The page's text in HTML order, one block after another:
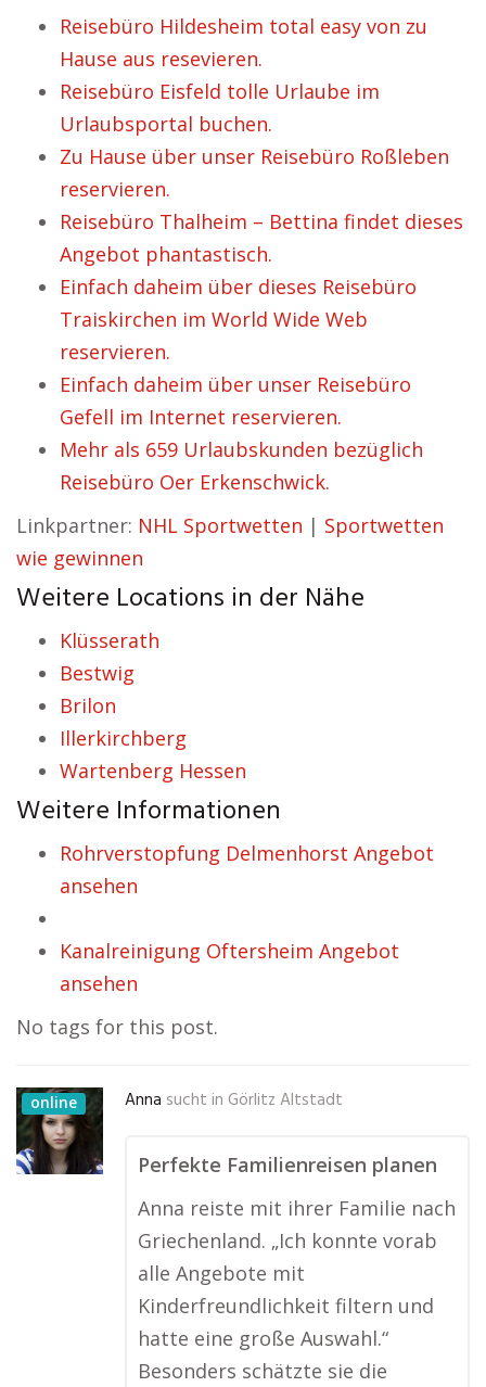
Reisebüro Hildesheim total easy von zu
Hause aus resevieren.
Reisebüro Eisfeld tolle Urlaube im
Urlaubsportal buchen.
Zu Hause über unser Reisebüro Roßleben
reservieren.
Reisebüro Thalheim – Bettina findet dieses
Angebot phantastisch.
Einfach daheim über dieses Reisebüro
Traiskirchen im World Wide Web
reservieren.
Einfach daheim über unser Reisebüro
Gefell im Internet reservieren.
Mehr als 659 Urlaubskunden bezüglich
Reisebüro Oer Erkenschwick.
Linkpartner: NHL Sportwetten | Sportwetten
wie gewinnen
Weitere Locations in der Nähe
Klüsserath
Bestwig
Brilon
Illerkirchberg
Wartenberg Hessen
Weitere Informationen
Rohrverstopfung Delmenhorst Angebot
ansehen
Kanalreinigung Oftersheim Angebot
ansehen
No tags for this post.
online Anna sucht in Görlitz Altstadt
Perfekte Familienreisen planen
Anna reiste mit ihrer Familie nach
Griechenland. „Ich konnte vorab
alle Angebote mit
Kinderfreundlichkeit filtern und
hatte eine große Auswahl.“
Besonders schätzte sie die